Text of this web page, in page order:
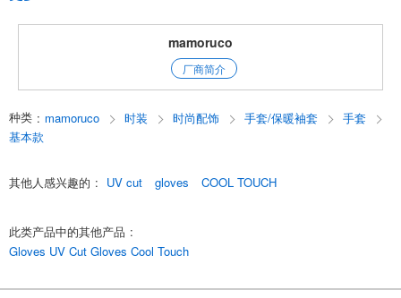
情况下的适用性。
mamoruco
厂商简介
种类 : mamoruco 时装 时尚配饰 手套/保暖袖套
手套
基本款
其他人感兴趣的 : UV cut gloves COOL TOUCH
此类产品中的其他产品 :
Gloves UV Cut Gloves Cool Touch